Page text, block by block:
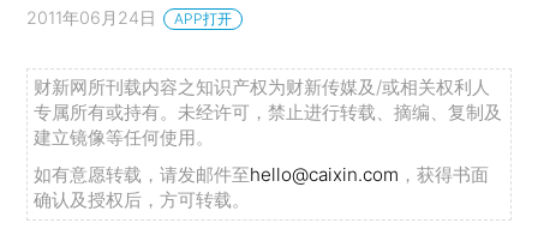
2011年06月24日 APP打开
财新网所刊载内容之知识产权为财新传媒及/或相关权利人
专属所有或持有。未经许可，禁止进行转载、摘编、复制及
建立镜像等任何使用。
如有意愿转载，请发邮件至hello@caixin.com ，获得书面
确认及授权后，方可转载。